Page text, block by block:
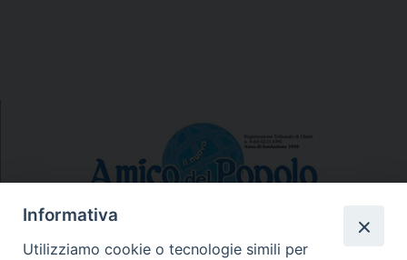
Informativa
Utilizziamo cookie o tecnologie simili per